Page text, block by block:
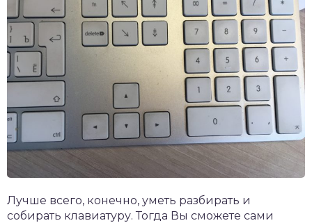
Лучше всего, конечно, уметь разбирать и
собирать клавиатуру. Тогда Вы сможете сами